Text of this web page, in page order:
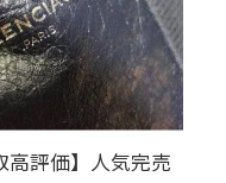
高評価】人気完売